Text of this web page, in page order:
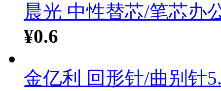
晨光 中性替芯/笔芯办
¥0.6
金亿利 回形针/曲别针